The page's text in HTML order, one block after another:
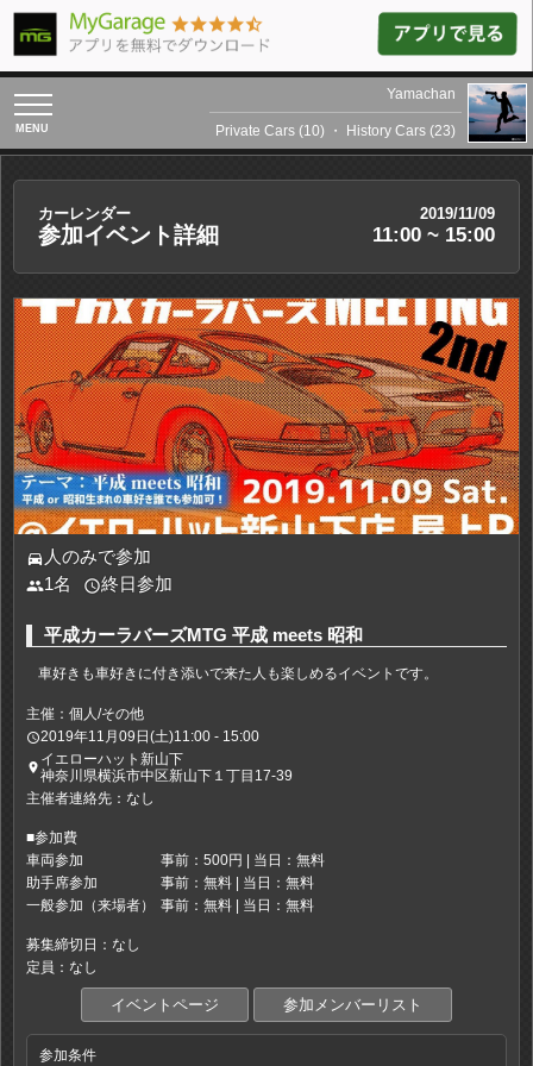
toggle
navigation
Yamachan
Private Cars (10) ・ History Cars (23)
カーレンダー 2019/11/09
参加イベント詳細 11:00 ~ 15:00
directions_car 人のみで参加
people1名 access_time終日参加
平成カーラバーズMTG 平成 meets 昭和
車好きも車好きに付き添いで来た人も楽しめるイベントです。
主催：個人/その他
access_time2019年11月09日(土)11:00 - 15:00
place イエローハット新山下
神奈川県横浜市中区新山下１丁目17-39
主催者連絡先：なし
■参加費
車両参加
事前：500円 | 当日：無料
助手席参加
事前：無料 | 当日：無料
一般参加（来場者）
事前：無料 | 当日：無料
募集締切日：なし
定員：なし
イベントページ 参加メンバーリスト
参加条件